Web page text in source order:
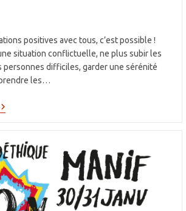
positives avec tous, c’est possible !
situation conflictuelle, ne plus subir les
personnes difficiles, garder une sérénité
les…